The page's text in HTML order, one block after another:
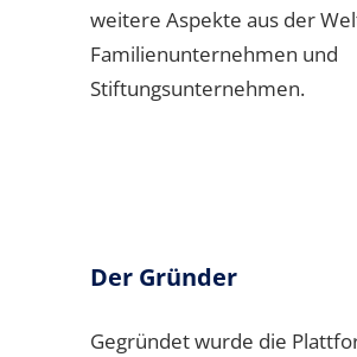
weitere Aspekte aus der
Familienunternehmen und
Stiftungsunternehmen.
Der Gründer
Gegründet wurde die